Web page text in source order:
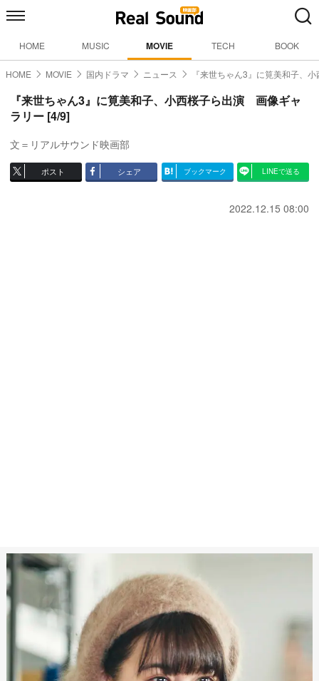
HOME MUSIC MOVIE TECH BOOK
HOME MOVIE 国内ドラマ ニュース 『来世ちゃん3』に筧美和子、
『来世ちゃん3』に筧美和子、小西桜子ら出演 画像ギャ
ラリー [4/9]
文＝リアルサウンド映画部
ポスト シェア ブックマーク LINEで送る
2022.12.15 08:00